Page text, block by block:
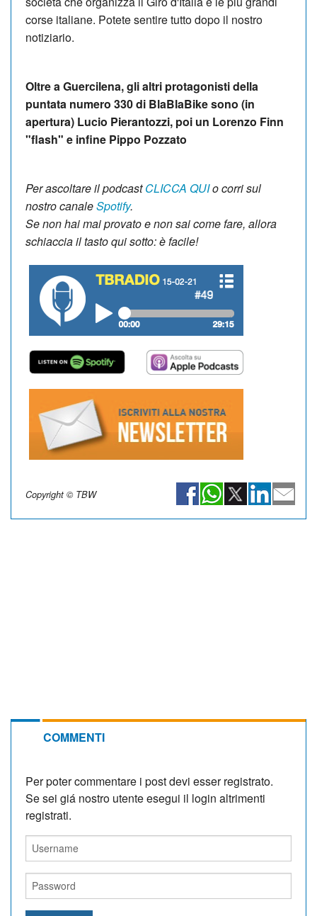
corse italiane. Potete sentire tutto dopo il nostro
notiziario.
Oltre a Guercilena, gli altri protagonisti della
puntata numero 330 di BlaBlaBike sono (in
apertura) Lucio Pierantozzi, poi un Lorenzo Finn
"flash" e infine Pippo Pozzato
Per ascoltare il podcastCLICCA QUIo corri sul
nostro canaleSpotify.
Se non hai mai provato e non sai come fare, allora
schiaccia il tasto qui sotto:è facile!
Copyright © TBW
COMMENTI
Per poter commentare i post devi esser registrato.
Se sei giá nostro utente esegui il login altrimenti
registrati.